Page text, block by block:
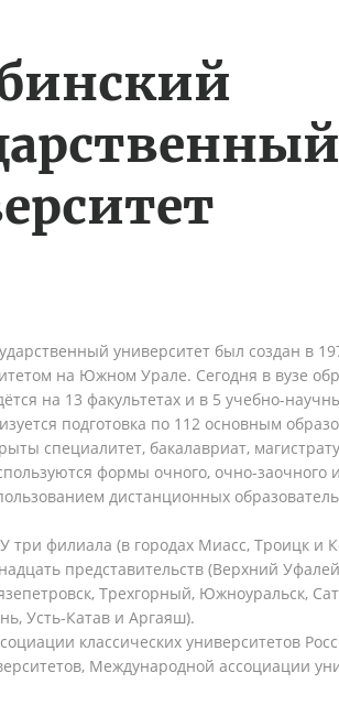
университет был создан в
на Южном Урале. Сегодня в вузе
на 13 факультетах и в 5 учебно-
подготовка по 112 основным
специалитет, бакалавриат,
формы очного, очно-заочного
дистанционных
три филиала (в городах Миасс, Троицк и
представительств (Верхний
Трехгорный, Южноуральск,
Усть-Катав и Аргаяш).
классических университетов
Международной ассоциации